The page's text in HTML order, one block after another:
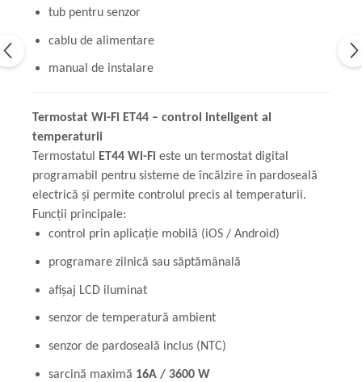
tub pentru senzor
cablu de alimentare
manual de instalare
Termostat Wi-Fi ET44 – control inteligent al
temperaturii
Termostatul ET44 Wi-Fi este un termostat digital
programabil pentru sisteme de încălzire în pardoseală
electrică și permite controlul precis al temperaturii.
Funcții principale:
control prin aplicație mobilă (iOS / Android)
programare zilnică sau săptămânală
afișaj LCD iluminat
senzor de temperatură ambient
senzor de pardoseală inclus (NTC)
sarcină maximă 16A / 3600 W